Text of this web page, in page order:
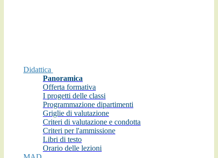
Didattica
Panoramica
Offerta formativa
I progetti delle classi
Programmazione dipartimenti
Griglie di valutazione
Criteri di valutazione e condotta
Criteri per l'ammissione
Libri di testo
Orario delle lezioni